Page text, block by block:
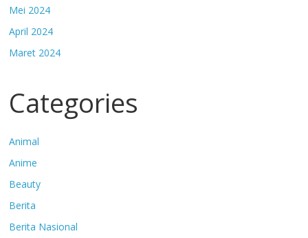
Mei 2024
April 2024
Maret 2024
Categories
Animal
Anime
Beauty
Berita
Berita Nasional